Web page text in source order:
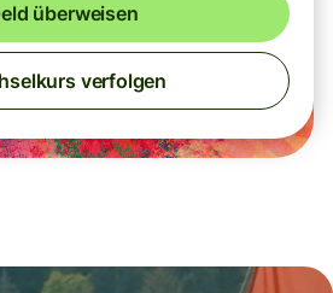
überweisen
verfolgen